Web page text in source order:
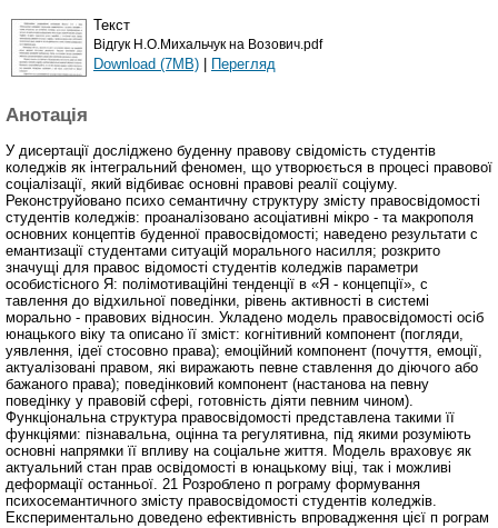
Текст
Відгук Н.О.Михальчук на Возович.pdf
Download (7MB) | Перегляд
Анотація
У дисертації досліджено буденну правову свідомість студентів
коледжів як інтегральний феномен, що утворюється в процесі правової
соціалізації, який відбиває основні правові реалії соціуму.
Реконструйовано психо семантичну структуру змісту правосвідомості
студентів коледжів: проаналізовано асоціативні мікро - та макрополя
основних концептів буденної правосвідомості; наведено результати c
емантизації студентами ситуацій морального насилля; розкрито
значущі для правос відомості студентів коледжів параметри
особистісного Я: полімотиваційні тенденції в «Я - концепції», с
тавлення до відхильної поведінки, рівень активності в системі
морально - правових відносин. Укладено модель правосвідомості осіб
юнацького віку та описано її зміст: когнітивний компонент (погляди,
уявлення, ідеї стосовно права); емоційний компонент (почуття, емоції,
актуалізовані правом, які виражають певне ставлення до діючого або
бажаного права); поведінковий компонент (настанова на певну
поведінку у правовій сфері, готовність діяти певним чином).
Функціональна структура правосвідомості представлена такими її
функціями: пізнавальна, оцінна та регулятивна, під якими розуміють
основні напрямки її впливу на соціальне життя. Модель враховує як
актуальний стан прав освідомості в юнацькому віці, так і можливі
деформації останньої. 21 Розроблено п рограму формування
психосемантичного змісту правосвідомості студентів коледжів.
Експериментально доведено ефективність впровадження цієї п рограм